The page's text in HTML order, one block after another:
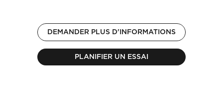
DEMANDER PLUS D'INFORMATIONS
PLANIFIER UN ESSAI